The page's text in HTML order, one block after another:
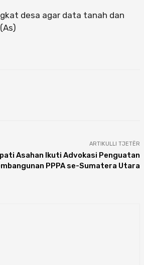
desa agar data tanah dan
ARTIKULLI TJETËR
Asahan Ikuti Advokasi Penguatan
PPPA se-Sumatera Utara